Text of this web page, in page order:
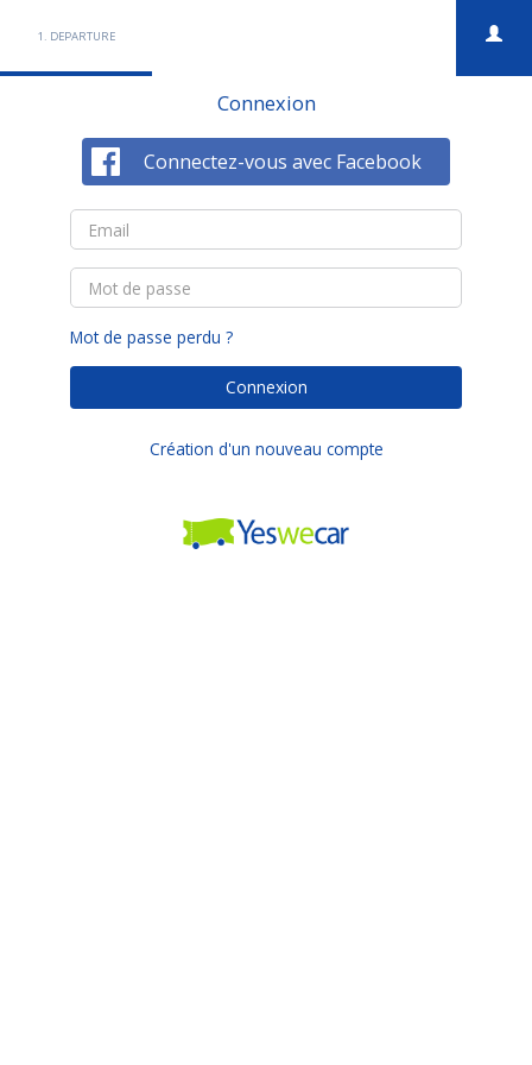
1. DEPARTURE
Connexion
Connectez-vous avec Facebook
Email
Mot
de
Rester connecté pendant...
minutes
Mot de passe perdu ?
Création d'un nouveau compte